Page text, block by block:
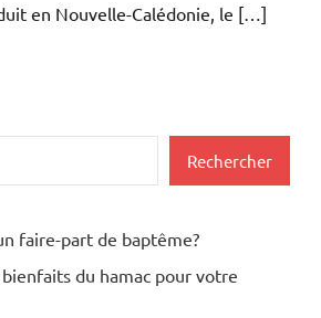
en Nouvelle-Calédonie, le […]
Rechercher
faire-part de baptême?
du hamac pour votre